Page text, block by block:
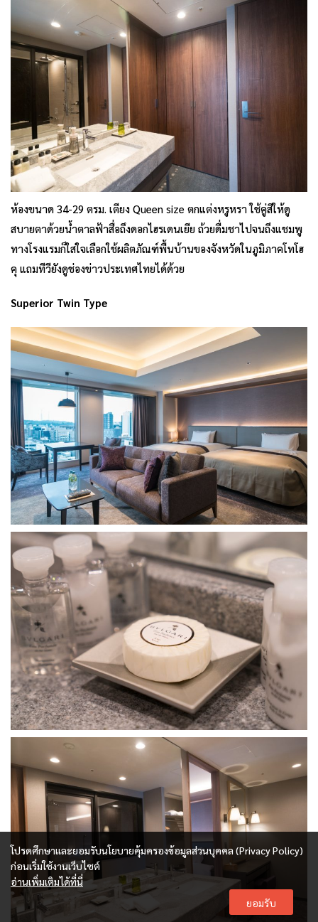
ห้องขนาด 34-29 ตรม. เตียง Queen size ตกแต่งหรูหรา ใช้คู่สีให้ดู
สบายตาด้วยน้ำตาลฟ้าสื่อถึงดอกไฮรเดนเยีย ถ้วยดื่มชาไปจนถึงแชมพู
ทางโรงแรมก็ใส่ใจเลือกใช้ผลิตภัณฑ์พื้นบ้านของจังหวัดในภูมิภาคโทโฮ
คุ แถมทีวียังดูช่องข่าวประเทศไทยได้ด้วย
Superior Twin Type
โปรดศึกษาและยอมรับนโยบายคุ้มครองข้อมูลส่วนบุคคล (Privacy Policy)
ก่อนเริ่มใช้งานเว็บไซต์
อ่านเพิ่มเติมได้ที่นี่
ยอมรับ